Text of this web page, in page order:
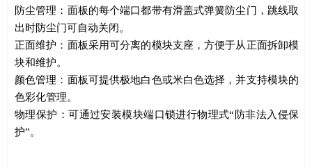
防尘管理：面板的每个端口都带有滑盖式弹簧防尘门，跳线取
出时防尘门可自动关闭。
正面维护：面板采用可分离的模块支座，方便于从正面拆卸模
块和维护。
颜色管理：面板可提供极地白色或米白色选择，并支持模块的
色彩化管理。
物理保护：可通过安装模块端口锁进行物理式“ 防非法入侵保
护”。